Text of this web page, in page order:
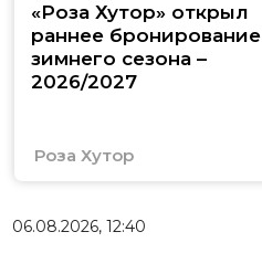
«Роза Хутор» открыл
раннее бронирование
зимнего сезона –
2026/2027
Роза Хутор
06.08.2026, 12:40